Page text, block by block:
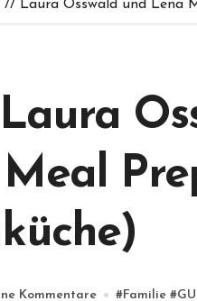
// Laura Osswald und Lena
Kommentare #Familie #GU